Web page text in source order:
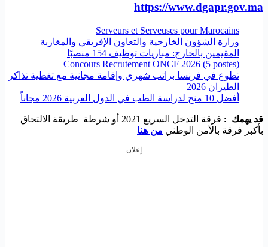
https://www.dgapr.gov.ma
Serveurs et Serveuses pour Marocains
وزارة الشؤون الخارجية والتعاون الإفريقي والمغاربة
المقيمين بالخارج: مباريات توظيف 154 منصبًا
Concours Recrutement ONCF 2026 (5 postes)
تطوع في فرنسا براتب شهري وإقامة مجانية مع تغطية تذاكر
الطيران 2026
أفضل 10 منح لدراسة الطب في الدول العربية 2026 مجاناً
قد يهمك :
فرقة التدخل السريع 2021 أو شرطة طريقة الالتحاق
بأكبر فرقة بالأمن الوطني من هنا
إعلان